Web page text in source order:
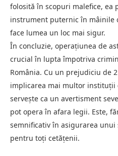
folosită în scopuri malefice, ea
instrument puternic în mâinile
face lumea un loc mai sigur.
În concluzie, operațiunea de
crucial în lupta împotriva
România. Cu un prejudiciu de
implicarea mai multor instituții
servește ca un avertisment
pot opera în afara legii. Este,
semnificativ în asigurarea
pentru toți cetățenii.